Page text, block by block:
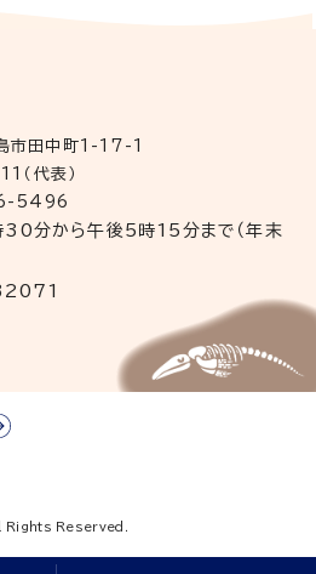
田中町1-17-1
代表）
5496
30分から午後5時15分まで（年末
Rights Reserved.